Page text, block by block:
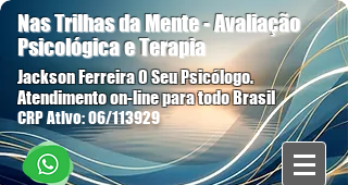
Nas Trilhas da Mente - Avaliação
Psicológica e Terapia
Jackson Ferreira O Seu Psicólogo.
Atendimento on-line para todo Brasil
CRP Ativo: 06/113929